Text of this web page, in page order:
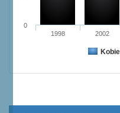
1998 2002
0